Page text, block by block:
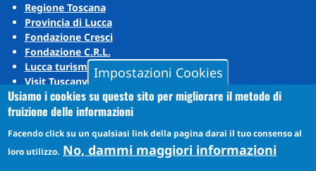
Regione Toscana
Provincia di Lucca
Fondazione Cresci
Fondazione C.R.L.
Lucca turismo
Visit Tuscany
Puccini Lands
Social media
Impostazioni Cookies
Usiamo i cookies su questo sito per migliorare il metodo di
fruizione delle informazioni
Facendo click su un qualsiasi link della pagina darai il tuo consenso al
loro utilizzo. No, dammi maggiori informazioni